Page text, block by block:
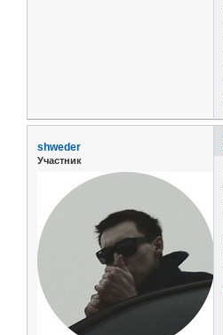
shweder
Участник